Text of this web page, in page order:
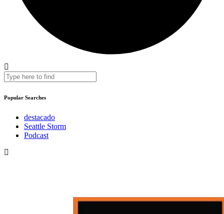
Popular Searches
destacado
Seattle Storm
Podcast